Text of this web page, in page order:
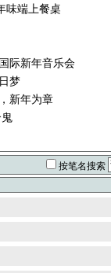
味端上餐桌
际新年音乐会
梦
新年为章
按笔名搜索